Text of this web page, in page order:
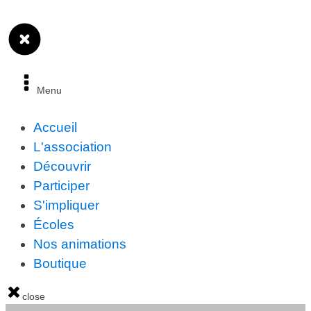
Menu
Accueil
L'association
Découvrir
Participer
S'impliquer
Écoles
Nos animations
Boutique
close